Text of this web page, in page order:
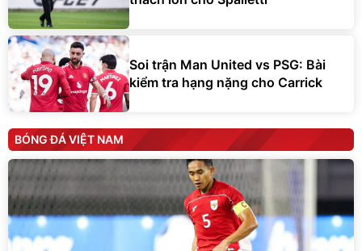
Soi trận Man United vs PSG: Bài
kiểm tra hạng nặng cho Carrick
BÓNG ĐÁ VIỆT NAM